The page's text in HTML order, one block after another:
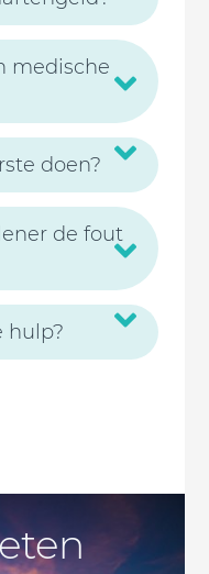
medische
doen?
de fout
hulp?